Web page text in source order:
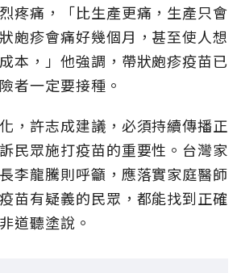
疼痛，「比生產更痛，生產只會
皰疹會痛好幾個月，甚至使人想
本，」他強調，帶狀皰疹疫苗已
者一定要接種。
，許志成建議，必須持續傳播正
民眾施打疫苗的重要性。台灣家
李龍騰則呼籲，應落實家庭醫師
苗有疑義的民眾，都能找到正確
道聽塗說。